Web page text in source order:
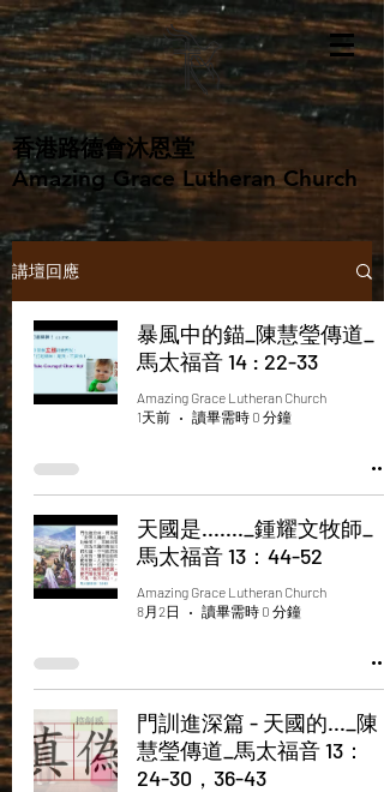
​香港路德會沐恩堂
Amazing Grace Lutheran Church
講壇回應
暴風中的錨_陳慧瑩傳道_
馬太福音 14 : 22-33
Amazing Grace Lutheran Church
1天前
讀畢需時 0 分鐘
天國是......._鍾耀文牧師_
馬太福音 13：44-52
Amazing Grace Lutheran Church
8月2日
讀畢需時 0 分鐘
門訓進深篇 - 天國的..._陳
慧瑩傳道_馬太福音 13：
24-30，36-43